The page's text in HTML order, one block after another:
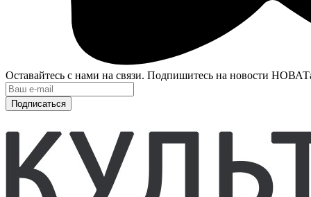
Оставайтесь с нами на связи. Подпишитесь на новости
Подписаться